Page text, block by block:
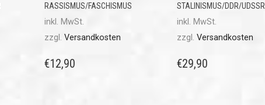
RASSISMUS/FASCHISMUS
inkl. MwSt.
zzgl. Versandkosten
€12,90
STALINISMUS/DDR/UDSSR
inkl. MwSt.
zzgl. Versandkosten
€29,90